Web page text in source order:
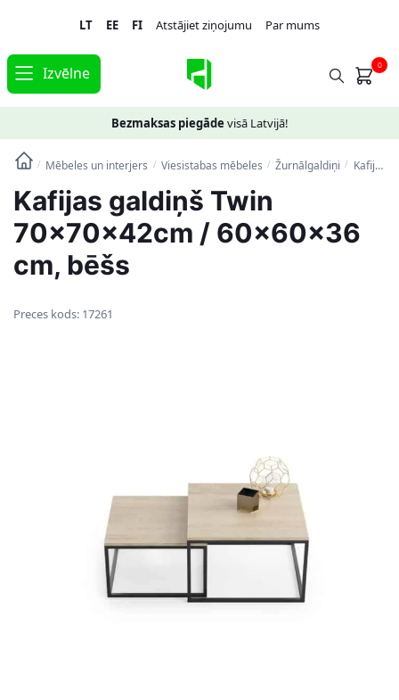
navigation
content
LT EE FI Atstājiet ziņojumu Par mums
Izvēlne 0
Bezmaksas piegāde visā Latvijā!
/ Mēbeles un interjers / Viesistabas mēbeles / Žurnālgaldiņi / Kafijas galdiņš Twin 70x70x42cm / 60x60x36 cm, bēšs
Kafijas galdiņš Twin
70x70x42cm / 60x60x36
cm, bēšs
Preces kods: 17261